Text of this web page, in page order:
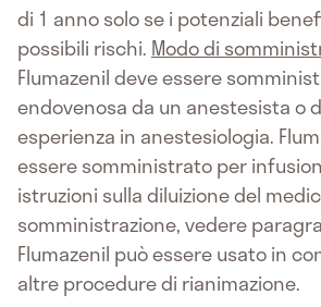
di 1 anno solo se i potenziali
possibili rischi. Modo di
Flumazenil deve essere
endovenosa da un anestesista o
esperienza in anestesiologia.
essere somministrato per
istruzioni sulla diluizione del
somministrazione, vedere
Flumazenil può essere usato in
altre procedure di rianimazione.